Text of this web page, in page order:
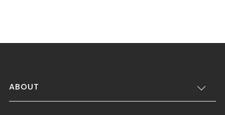
ABOUT